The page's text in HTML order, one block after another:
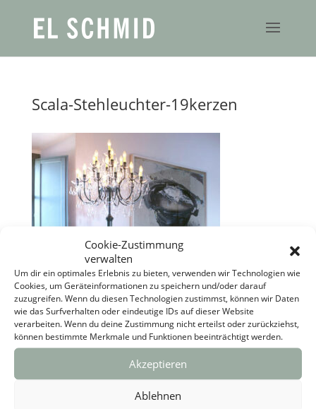
Cookie-Zustimmung
verwalten
Um dir ein optimales Erlebnis zu bieten, verwenden wir Technologien wie
Cookies, um Geräteinformationen zu speichern und/oder darauf
zuzugreifen. Wenn du diesen Technologien zustimmst, können wir Daten
wie das Surfverhalten oder eindeutige IDs auf dieser Website
verarbeiten. Wenn du deine Zustimmung nicht erteilst oder zurückziehst,
können bestimmte Merkmale und Funktionen beeinträchtigt werden.
Akzeptieren
Ablehnen
Scala-Stehleuchter-19kerzen